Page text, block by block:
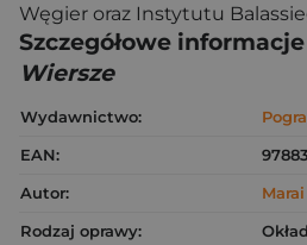
Węgier oraz Instytutu
Szczegółowe
Wiersze
Wydawnictwo:
EAN:
Autor:
Rodzaj oprawy: